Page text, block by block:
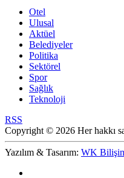
Otel
Ulusal
Aktüel
Belediyeler
Politika
Sektörel
Spor
Sağlık
Teknoloji
RSS
Copyright © 2026 Her hakkı
Yazılım & Tasarım: WK